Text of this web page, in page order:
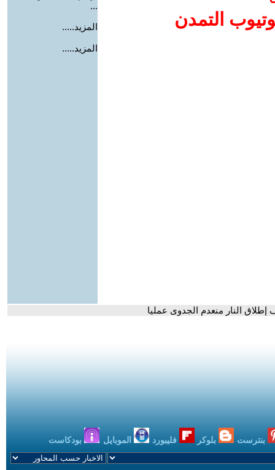
التمدن
...
المزيد.....
المزيد.....
إطلاق النار منعدم الجدوى عمليا
بنترست بلوكر فليبورد الموبايل بودكاست